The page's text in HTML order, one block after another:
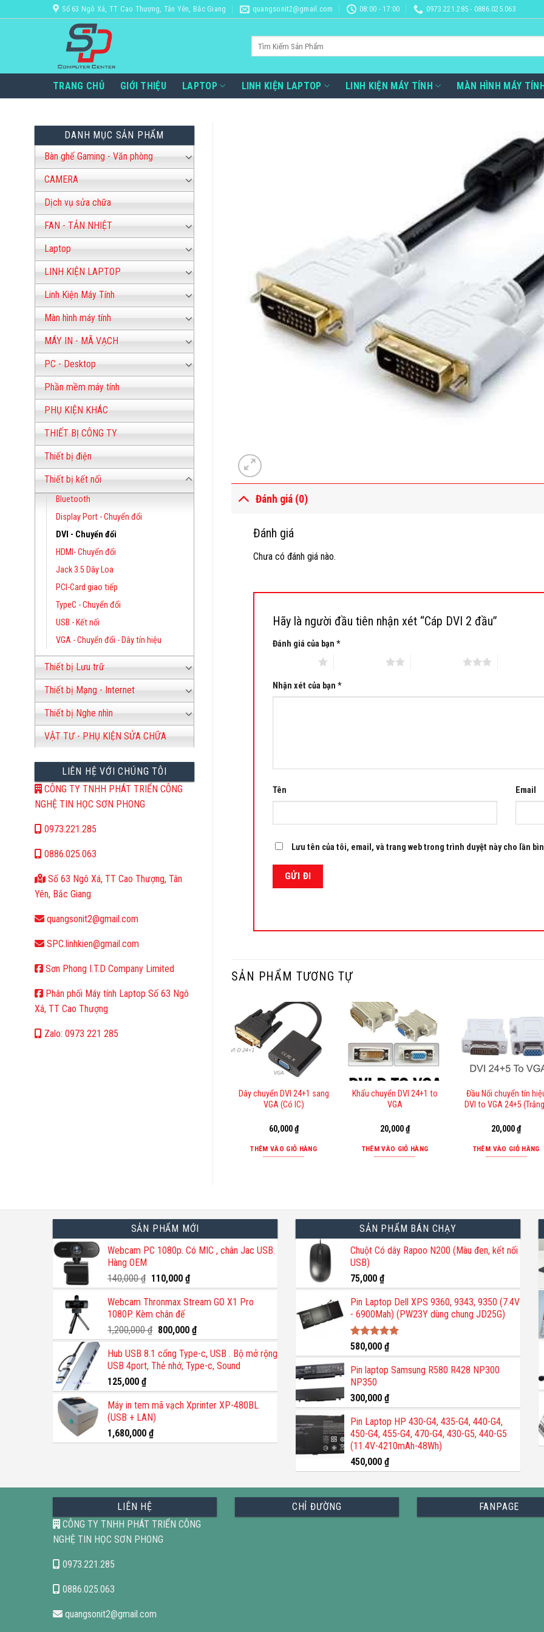
qua
Số 63 Ngô Xá, TT Cao Thượng, Tân Yên, Bắc Giang quangsonit2@gmail.com 08:00 - 17:00 0973.221.285 - 0886.025.063
TRANG CHỦ GIỚI THIỆU LAPTOP LINH KIỆN LAPTOP LINH KIỆN MÁY TÍNH MÀN HÌNH MÁY
DANH MỤC SẢN PHẨM
Bàn ghế Gaming - Văn phòng
CAMERA
Dịch vụ sửa chữa
FAN - TẢN NHIỆT
Laptop
LINH KIỆN LAPTOP
Linh Kiện Máy Tính
Màn hình máy tính
MÁY IN - MÃ VẠCH
PC - Desktop
Phần mềm máy tính
PHỤ KIỆN KHÁC
THIẾT BỊ CÔNG TY
Thiết bị điện
Thiết bị kết nối
Bluetooth
Display Port - Chuyển đổi
DVI - Chuyển đổi
HDMI- Chuyển đổi
Jack 3.5 Dây Loa
PCI-Card giao tiếp
TypeC - Chuyển đổi
USB - Kết nối
VGA - Chuyển đổi - Dây tín hiệu
Thiết bị Lưu trữ
Thiết bị Mạng - Internet
Thiết bị Nghe nhìn
VẬT TƯ - PHỤ KIỆN SỬA CHỮA
LIÊN HỆ VỚI CHÚNG TÔI
CÔNG TY TNHH PHÁT TRIỂN CÔNG
NGHỆ TIN HỌC SƠN PHONG
0973.221.285
0886.025.063
Số 63 Ngô Xá, TT Cao Thượng, Tân
Yên, Bắc Giang
quangsonit2@gmail.com
SPC.linhkien@gmail.com
Sơn Phong I.T.D Company Limited
Phân phối Máy tính Laptop Số 63 Ngô
Xá, TT Cao Thượng
Zalo: 0973 221 285
Đánh giá (0)
Đánh giá
Chưa có đánh giá nào.
Hãy là người đầu tiên nhận xét “Cáp DVI 2 đầu”
Đánh giá của bạn*
Nhận xét của bạn*
Tên Email
Lưu tên của tôi, email, và trang web trong trình duyệt này cho lần
SẢN PHẨM TƯƠNG TỰ
Dây chuyển DVI 24+1 sang
VGA (Có IC)
60,000₫
THÊM VÀO GIỎ HÀNG
Khẩu chuyển DVI 24+1 to
VGA
20,000₫
THÊM VÀO GIỎ HÀNG
Đầu Nối chuyển tín
DVI to VGA 24+5
20,000₫
THÊM VÀO GIỎ HÀNG
SẢN PHẨM MỚI
Webcam PC 1080p. Có MIC , chân Jac USB.
Hàng OEM
140,000₫ Giá
gốc
là:
140,000 ₫.
110,000 ₫Giá
hiện
tại
110,000 ₫.
Webcam Thronmax Stream GO X1 Pro
1080P. Kèm chân đế
1,200,000₫ Giá
gốc
là:
1,200,000 ₫.
800,000 ₫Giá
hiện
tại
là:
Hub USB 8.1 cổng Type-c, USB . Bộ mở rộng
USB 4port, Thẻ nhớ, Type-c, Sound
125,000 ₫
Máy in tem mã vạch Xprinter XP-480BL
(USB + LAN)
1,680,000 ₫
SẢN PHẨM BÁN CHẠY
Chuột Có dây Rapoo N200 (Màu đen, kết nối
USB)
75,000 ₫
Pin Laptop Dell XPS 9360, 9343, 9350 (7.4V
- 6900Mah) (PW23Y dùng chung JD25G)
Được xếp
hạng5.00
5 sao
580,000 ₫
Pin laptop Samsung R580 R428 NP300
NP350
300,000 ₫
Pin Laptop HP 430-G4, 435-G4, 440-G4,
450-G4, 455-G4, 470-G4, 430-G5, 440-G5
(11.4V-4210mAh-48Wh)
450,000 ₫
LIÊN HỆ
CÔNG TY TNHH PHÁT TRIỂN CÔNG
NGHỆ TIN HỌC SƠN PHONG
0973.221.285
0886.025.063
quangsonit2@gmail.com
CHỈ ĐƯỜNG FANPAGE